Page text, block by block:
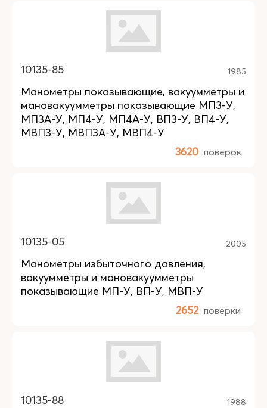
10135-85 1985
Манометры показывающие, вакуумметры и
мановакуумметры показывающие МП3-У,
МП3А-У, МП4-У, МП4А-У, ВП3-У, ВП4-У,
МВП3-У, МВП3А-У, МВП4-У
3620 поверок
10135-05 2005
Манометры избыточного давления,
вакуумметры и мановакуумметры
показывающие МП-У, ВП-У, МВП-У
2652 поверки
10135-88 1988